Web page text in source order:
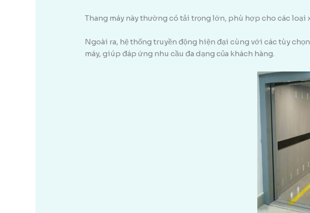
Thang máy này thường có tải trọng lớn, phù hợp cho các loại
Ngoài ra, hệ thống truyền động hiện đại cùng với các tùy
máy, giúp đáp ứng nhu cầu đa dạng của khách hàng.